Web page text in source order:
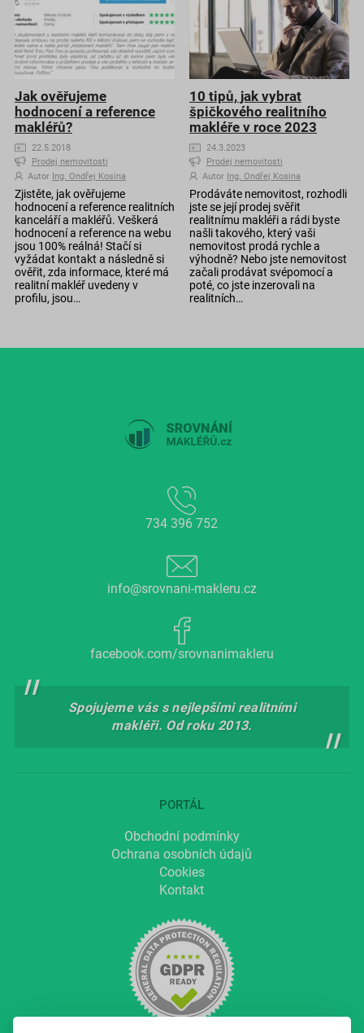
Jak ověřujeme
hodnocení a reference
makléřů?
22.5.2018
Prodej nemovitosti
Autor Ing. Ondřej Kosina
Zjistěte, jak ověřujeme
hodnocení a reference realitních
kanceláří a makléřů. Veškerá
hodnocení a reference na webu
jsou 100% reálná! Stačí si
vyžádat kontakt a následně si
ověřit, zda informace, které má
realitní makléř uvedeny v
profilu, jsou…
10 tipů, jak vybrat
špičkového realitního
makléře v roce 2023
24.3.2023
Prodej nemovitosti
Autor Ing. Ondřej Kosina
Prodáváte nemovitost, rozhodli
jste se její prodej svěřit
realitnímu makléři a rádi byste
našli takového, který vaši
nemovitost prodá rychle a
výhodně? Nebo jste nemovitost
začali prodávat svépomocí a
poté, co jste inzerovali na
realitních…
734 396 752
info@srovnani-makleru.cz
facebook.com/srovnanimakleru
Spojujeme vás s nejlepšími realitními
makléři. Od roku 2013.
PORTÁL
Obchodní podmínky
Ochrana osobních údajů
Cookies
Kontakt